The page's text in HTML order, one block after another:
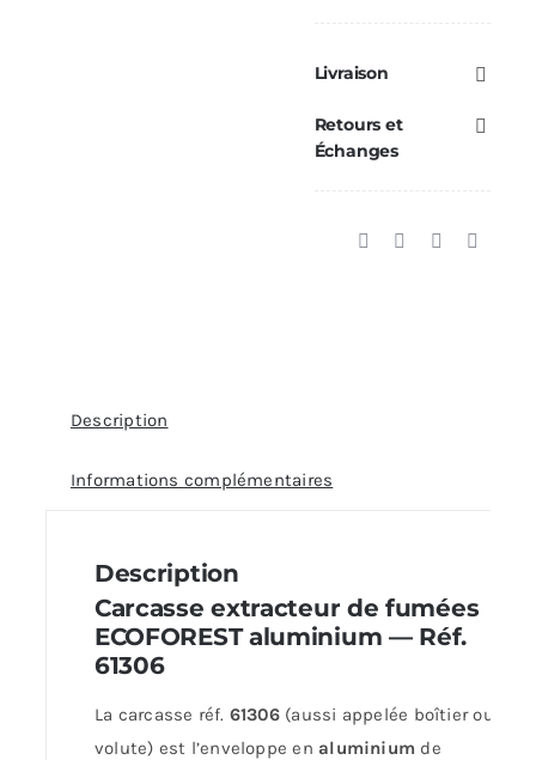
De
ECOFOREST
Aluminium
Livraison
Retours et
Échanges
Description
Informations complémentaires
Description
Carcasse extracteur de fumées
ECOFOREST aluminium — Réf.
61306
La carcasse réf. 61306(aussi appelée boîtier ou
volute) est l’enveloppe en aluminium de